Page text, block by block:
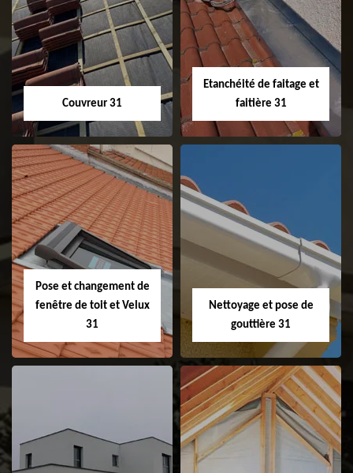
Couvreur 31
Couvreur 31
Etanchéité de faitage et
faitière 31
Etanchéité de
faitage et faitière
31
Pose et changement de
fenêtre de toit et Velux
31
Pose et
changement de
Nettoyage et pose de
gouttière 31
Nettoyage et pose